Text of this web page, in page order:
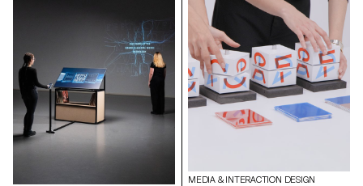
développer un capteur
d’électrophysiologie végétale
miniaturisé, conçu pour une
utilisation en conditions
agricoles réelles : Vita mini
sensor.
MEDIA & INTERACTION DESIGN